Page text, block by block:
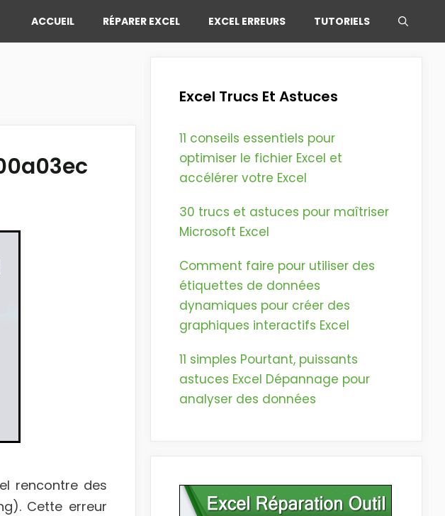
ACCUEIL RÉPARER EXCEL EXCEL ERREURS TUTORIELS
rencontre des
Cette erreur
Excel Trucs Et Astuces
11 conseils essentiels pour
optimiser le fichier Excel et
accélérer votre Excel
30 trucs et astuces pour maîtriser
Microsoft Excel
Comment faire pour utiliser des
étiquettes de données
dynamiques pour créer des
graphiques interactifs Excel
11 simples Pourtant, puissants
astuces Excel Dépannage pour
analyser des données